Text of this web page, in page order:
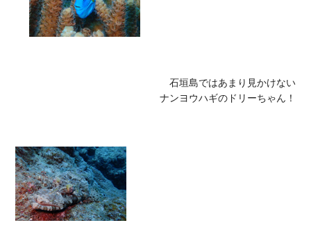
石垣島ではあまり見かけない
ナンヨウハギのドリーちゃん！